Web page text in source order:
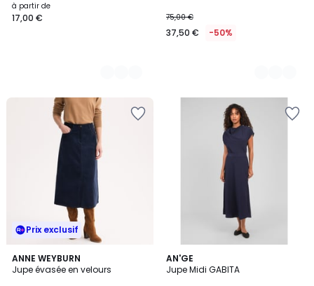
à partir de
17,00 € 75,00 €
37,50 € -50%
Prix exclusif
ANNE WEYBURN
Jupe évasée en velours
4,6
/ 5
3
Couleurs
AN'GE
Jupe Midi GABITA
4
Couleurs